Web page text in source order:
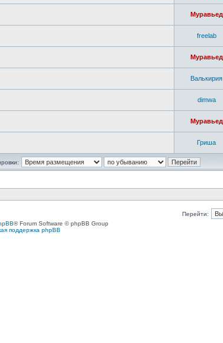
Муравьед
freelab
Муравьед
Валькирия
dimwa
Муравьед
Гриша
Перейти:
® Forum Software © phpBB Group
поддержка phpBB